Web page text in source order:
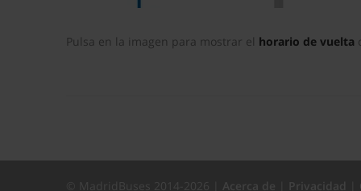
Pulsa en la imagen para mostrar el horario de vuelta
© MadridBuses 2014-2026 | Acerca de Privacidad